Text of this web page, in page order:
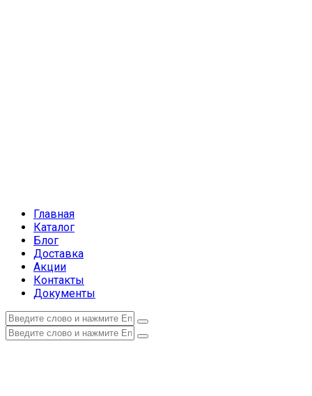
Главная
Каталог
Блог
Доставка
Акции
Контакты
Документы